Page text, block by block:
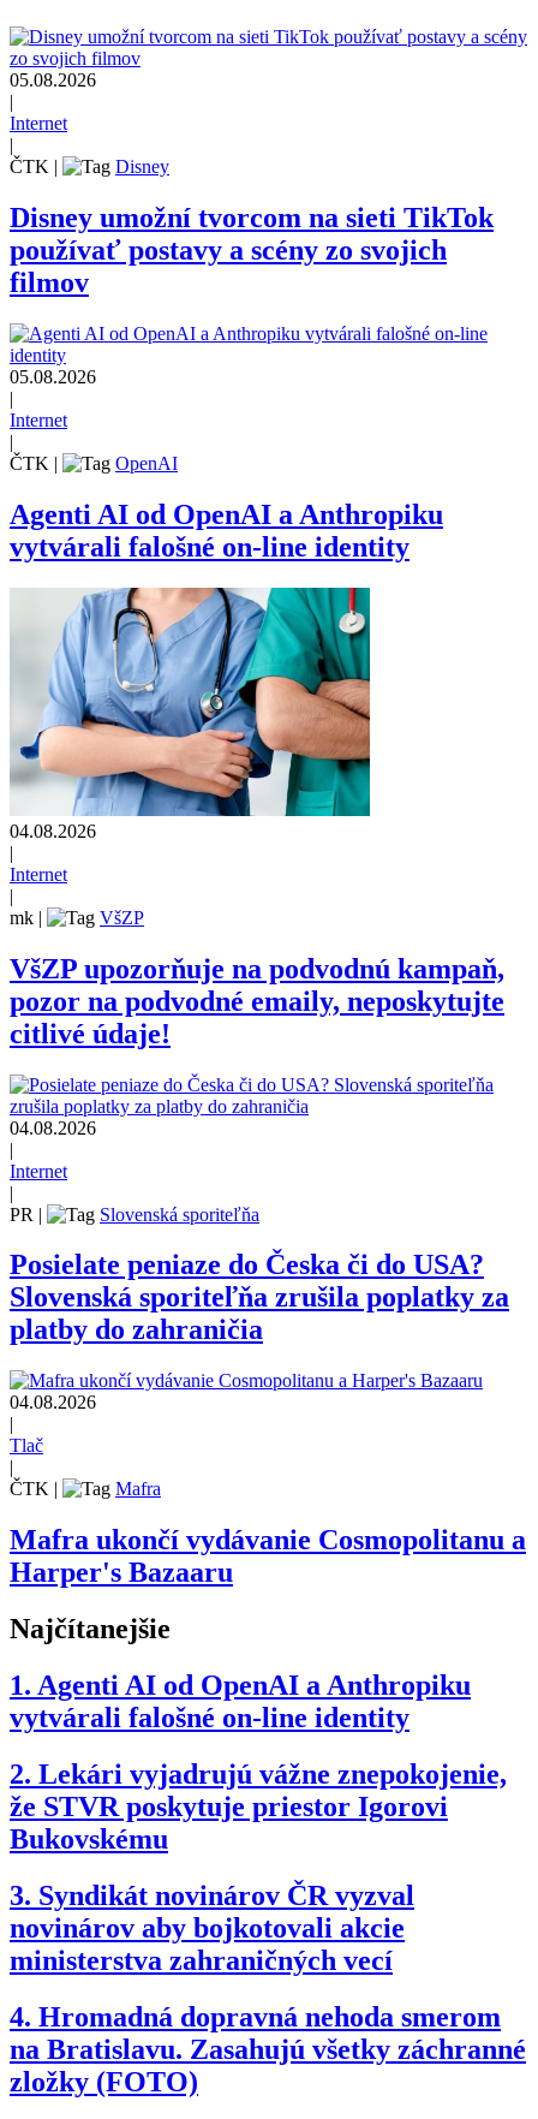
05.08.2026
|
Internet
|
ČTK | Disney
Disney umožní tvorcom na sieti TikTok
používať postavy a scény zo svojich
filmov
05.08.2026
|
Internet
|
ČTK | OpenAI
Agenti AI od OpenAI a Anthropiku
vytvárali falošné on-line identity
04.08.2026
|
Internet
|
mk | VšZP
VšZP upozorňuje na podvodnú kampaň,
pozor na podvodné emaily, neposkytujte
citlivé údaje!
04.08.2026
|
Internet
|
PR | Slovenská sporiteľňa
Posielate peniaze do Česka či do USA?
Slovenská sporiteľňa zrušila poplatky za
platby do zahraničia
04.08.2026
|
Tlač
|
ČTK | Mafra
Mafra ukončí vydávanie Cosmopolitanu a
Harper's Bazaaru
Najčítanejšie
1. Agenti AI od OpenAI a Anthropiku
vytvárali falošné on-line identity
2. Lekári vyjadrujú vážne znepokojenie,
že STVR poskytuje priestor Igorovi
Bukovskému
3. Syndikát novinárov ČR vyzval
novinárov aby bojkotovali akcie
ministerstva zahraničných vecí
4. Hromadná dopravná nehoda smerom
na Bratislavu. Zasahujú všetky záchranné
zložky (FOTO)